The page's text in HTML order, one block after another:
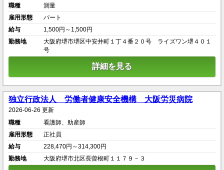
職種
測量
雇用形態
パート
給与
1,500円～1,500円
勤務地
大阪府堺市堺区中安井町１丁４番２０号 ライズワン堺４０１
号
詳細を見る
独立行政法人 労働者健康安全機構 大阪労災病院
2026-06-26 更新
職種
看護師、助産師
雇用形態
正社員
給与
228,470円～314,300円
勤務地
大阪府堺市北区長曽根町１１７９－３